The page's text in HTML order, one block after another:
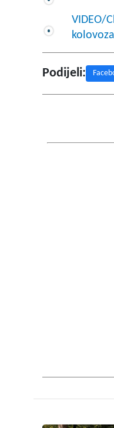
VIDEO/
Podijeli: